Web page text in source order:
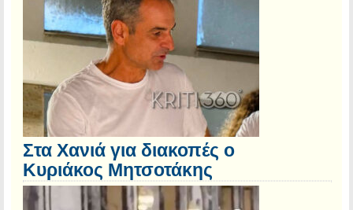
Στα Χανιά για διακοπές ο
Κυριάκος Μητσοτάκης